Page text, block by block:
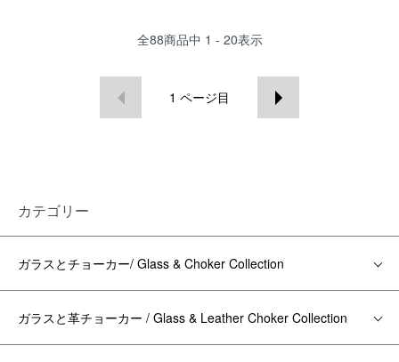
全88商品中 1 - 20表示
1 ページ目
カテゴリー
ガラスとチョーカー/ Glass & Choker Collection
ガラスと革チョーカー / Glass & Leather Choker Collection